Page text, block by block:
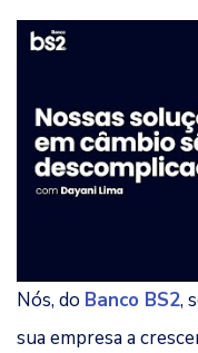
Nós, do Banco BS2,
sua empresa a